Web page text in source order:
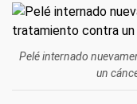
Pelé internado
un